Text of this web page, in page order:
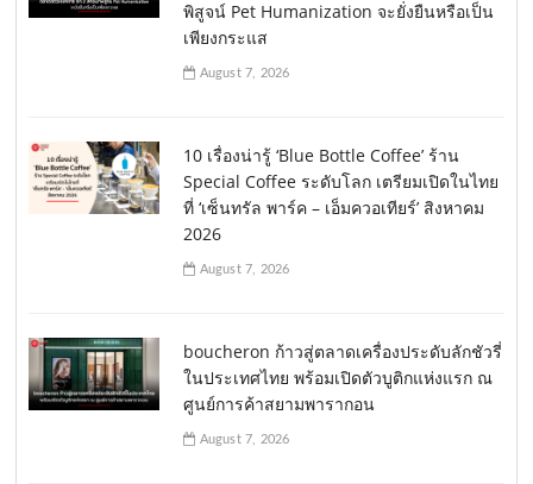
พิสูจน์ Pet Humanization จะยั่งยืนหรือเป็น
เพียงกระแส
August 7, 2026
10 เรื่องน่ารู้ ‘Blue Bottle Coffee’ ร้าน
Special Coffee ระดับโลก เตรียมเปิดในไทย
ที่ ‘เซ็นทรัล พาร์ค – เอ็มควอเทียร์’ สิงหาคม
2026
August 7, 2026
boucheron ก้าวสู่ตลาดเครื่องประดับลักชัวรี่
ในประเทศไทย พร้อมเปิดตัวบูติกแห่งแรก ณ
ศูนย์การค้าสยามพารากอน
August 7, 2026